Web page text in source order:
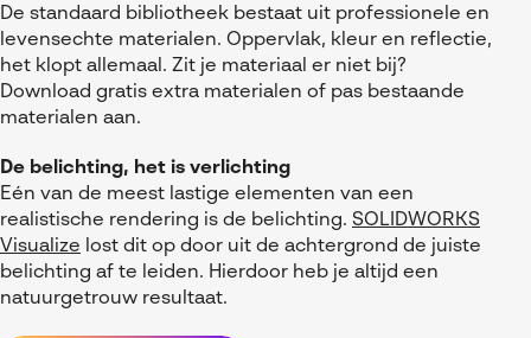
De standaard bibliotheek bestaat uit professionele en
levensechte materialen. Oppervlak, kleur en reflectie,
het klopt allemaal. Zit je materiaal er niet bij?
Download gratis extra materialen of pas bestaande
materialen aan.
De belichting, het is verlichting
Eén van de meest lastige elementen van een
realistische rendering is de belichting. SOLIDWORKS
Visualize lost dit op door uit de achtergrond de juiste
belichting af te leiden. Hierdoor heb je altijd een
natuurgetrouw resultaat.